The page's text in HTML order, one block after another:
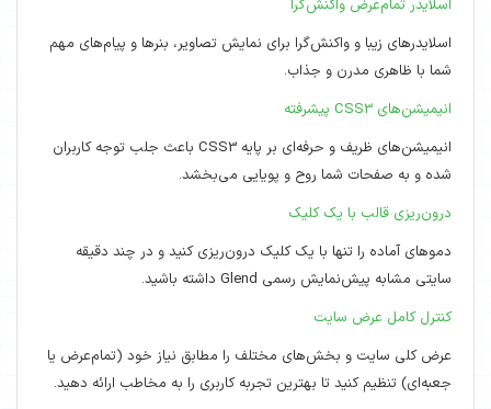
اسلایدر تمام‌عرض واکنش‌گرا
اسلایدرهای زیبا و واکنش‌گرا برای نمایش تصاویر، بنرها و پیام‌های مهم
شما با ظاهری مدرن و جذاب.
انیمیشن‌های CSS3 پیشرفته
انیمیشن‌های ظریف و حرفه‌ای بر پایه CSS3 باعث جلب توجه کاربران
شده و به صفحات شما روح و پویایی می‌بخشد.
درون‌ریزی قالب با یک کلیک
دموهای آماده را تنها با یک کلیک درون‌ریزی کنید و در چند دقیقه
سایتی مشابه پیش‌نمایش رسمی Glend داشته باشید.
کنترل کامل عرض سایت
عرض کلی سایت و بخش‌های مختلف را مطابق نیاز خود (تمام‌عرض یا
جعبه‌ای) تنظیم کنید تا بهترین تجربه کاربری را به مخاطب ارائه دهید.